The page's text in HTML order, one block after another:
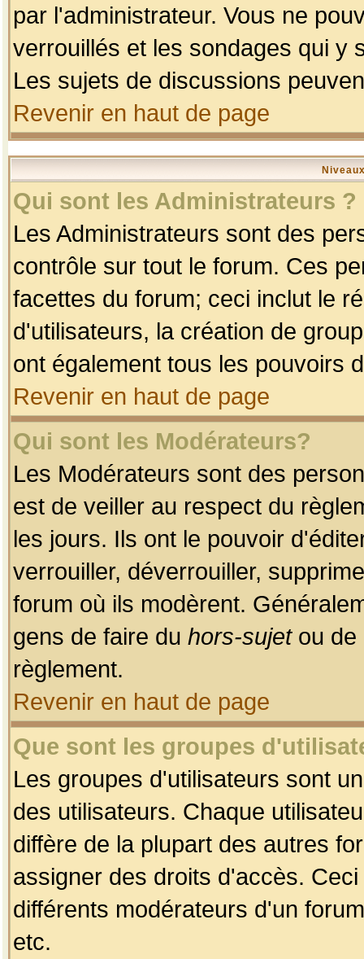
par l'administrateur. Vous ne
verrouillés et les sondages qui y
Les sujets de discussions
Revenir en haut de page
Qui sont les Administrateurs ?
Les Administrateurs sont des
contrôle sur tout le forum. Ces
facettes du forum; ceci inclut le
d'utilisateurs, la création de
ont également tous les pouvoirs
Revenir en haut de page
Qui sont les Modérateurs?
Les Modérateurs sont des
est de veiller au respect du
les jours. Ils ont le pouvoir
verrouiller, déverrouiller,
forum où ils modèrent.
gens de faire du hors-sujetou de
règlement.
Revenir en haut de page
Que sont les groupes
Les groupes d'utilisateurs sont
des utilisateurs. Chaque
diffère de la plupart des autres
assigner des droits d'accès.
différents modérateurs d'un
etc.